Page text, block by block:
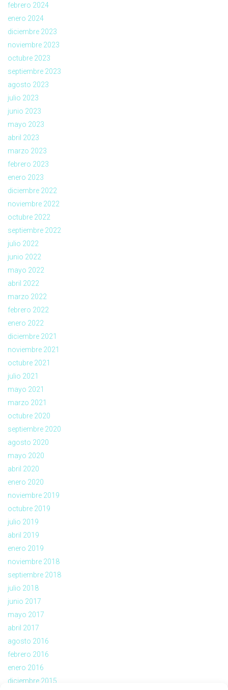
febrero 2024
enero 2024
diciembre 2023
noviembre 2023
octubre 2023
septiembre 2023
agosto 2023
julio 2023
junio 2023
mayo 2023
abril 2023
marzo 2023
febrero 2023
enero 2023
diciembre 2022
noviembre 2022
octubre 2022
septiembre 2022
julio 2022
junio 2022
mayo 2022
abril 2022
marzo 2022
febrero 2022
enero 2022
diciembre 2021
noviembre 2021
octubre 2021
julio 2021
mayo 2021
marzo 2021
octubre 2020
septiembre 2020
agosto 2020
mayo 2020
abril 2020
enero 2020
noviembre 2019
octubre 2019
julio 2019
abril 2019
enero 2019
noviembre 2018
septiembre 2018
julio 2018
junio 2017
mayo 2017
abril 2017
agosto 2016
febrero 2016
enero 2016
diciembre 2015